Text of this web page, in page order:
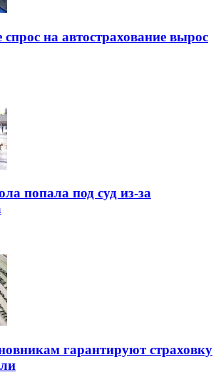
на автострахование вырос
попала под суд из-за
гарантируют страховку